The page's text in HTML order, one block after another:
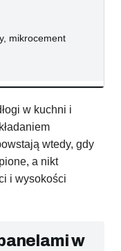
mikrocement
w kuchni i
wtedy, gdy
a nikt
i wysokości
w